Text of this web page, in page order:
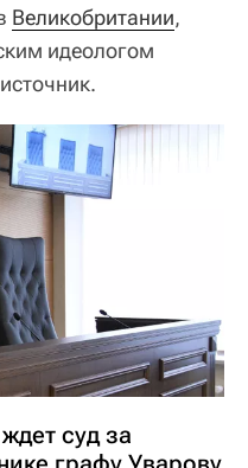
Великобритании,
идеологом
суд за